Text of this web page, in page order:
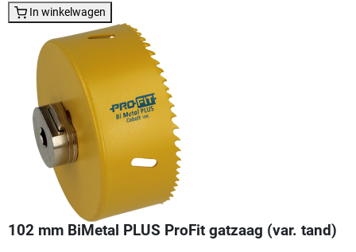
In winkelwagen
102 mm BiMetal PLUS ProFit gatzaag (var. tand)